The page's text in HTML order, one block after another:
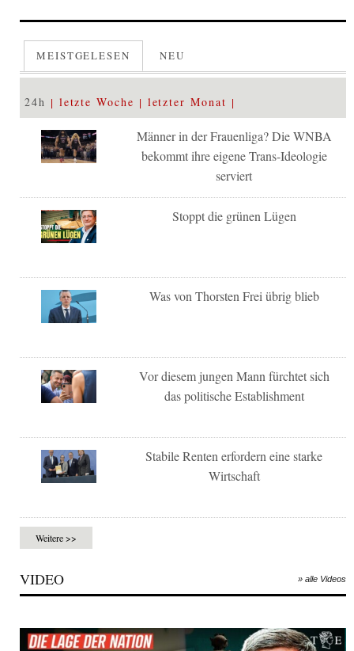
MEISTGELESEN NEU
24h letzte Woche letzter Monat
Männer in der Frauenliga? Die WNBA
bekommt ihre eigene Trans-Ideologie
serviert
Stoppt die grünen Lügen
Was von Thorsten Frei übrig blieb
Vor diesem jungen Mann fürchtet sich
das politische Establishment
Stabile Renten erfordern eine starke
Wirtschaft
Weitere >>
VIDEO » alle Videos